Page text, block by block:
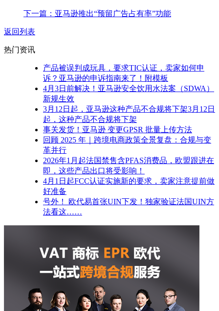
下一篇：亚马逊推出“预留广告占有率”功能
返回列表
热门资讯
产品被误判成玩具，要求TIC认证，卖家如何申
诉？亚马逊的申诉指南来了！附模板
4月3日前解决！亚马逊安全饮用水法案（SDWA）
新规生效
3月12日起，亚马逊这种产品不合规将下架3月12日
起，这种产品不合规将下架
事关发货！亚马逊 变更GPSR 批量上传方法
回顾 2025 年｜跨境电商政策全景复盘：合规与变
革并行
2026年1月起法国禁售含PFAS消费品，欧盟跟进在
即，这些产品出口将受影响！
4月1日起FCC认证实施新的要求，卖家注意提前做
好准备
号外！ 欧代易首张UIN下发！独家验证法国UIN方
法看这……